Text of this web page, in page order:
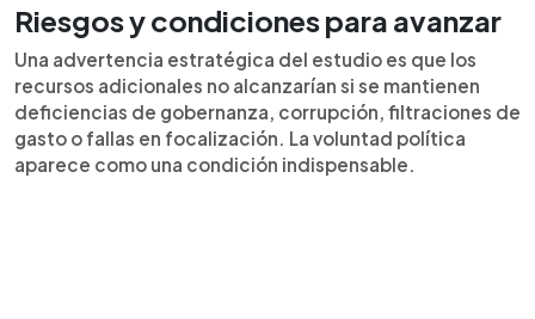
Riesgos y condiciones para avanzar
Una advertencia estratégica del estudio es que los
recursos adicionales no alcanzarían si se mantienen
deficiencias de gobernanza, corrupción, filtraciones de
gasto o fallas en focalización. La voluntad política
aparece como una condición indispensable.